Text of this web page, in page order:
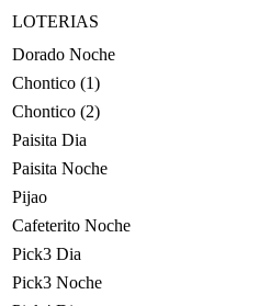
LOTERIAS
Dorado Noche
Chontico (1)
Chontico (2)
Paisita Dia
Paisita Noche
Pijao
Cafeterito Noche
Pick3 Dia
Pick3 Noche